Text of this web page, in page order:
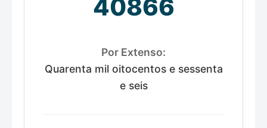
40866
Por Extenso:
Quarenta mil oitocentos e sessenta
e seis